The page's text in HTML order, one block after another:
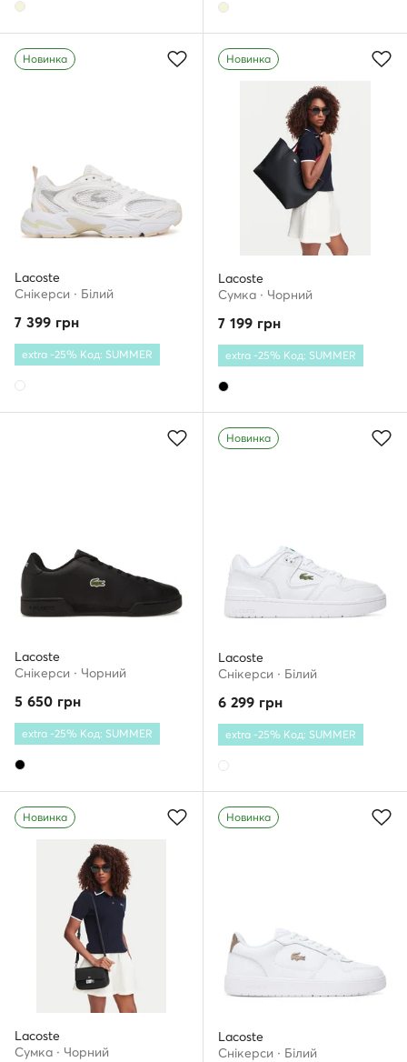
Новинка
Lacoste
Снікерcи · Білий
7 399 грн
extra -25% Код: SUMMER
Новинка
Lacoste
Сумка · Чорний
7 199 грн
extra -25% Код: SUMMER
Lacoste
Снікерcи · Чорний
5 650 грн
extra -25% Код: SUMMER
Новинка
Lacoste
Снікерcи · Білий
6 299 грн
extra -25% Код: SUMMER
Новинка
Lacoste
Сумка · Чорний
Новинка
Lacoste
Снікерcи · Білий